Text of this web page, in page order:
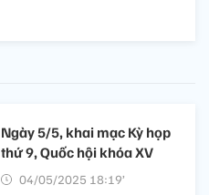
Ngày 5/5, khai mạc Kỳ họp
thứ 9, Quốc hội khóa XV
04/05/2025 18:19’